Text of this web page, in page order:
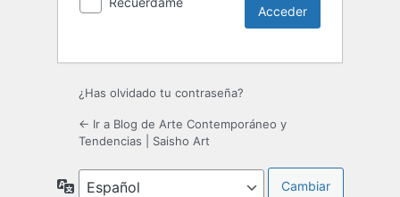
¿Has olvidado tu contraseña?
← Ir a Blog de Arte Contemporáneo y
Tendencias | Saisho Art
Idioma